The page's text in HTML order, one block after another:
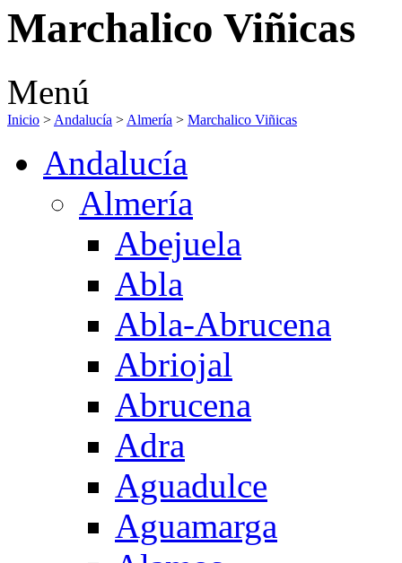
Marchalico Viñicas
Menú
Inicio > Andalucía > Almería > Marchalico Viñicas
Andalucía
Almería
Abejuela
Abla
Abla-Abrucena
Abriojal
Abrucena
Adra
Aguadulce
Aguamarga